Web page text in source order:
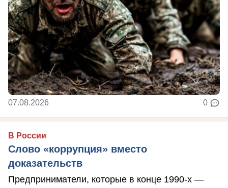
07.08.2026 0
В России
Слово «коррупция» вместо
доказательств
Предприниматели, которые в конце 1990-х —